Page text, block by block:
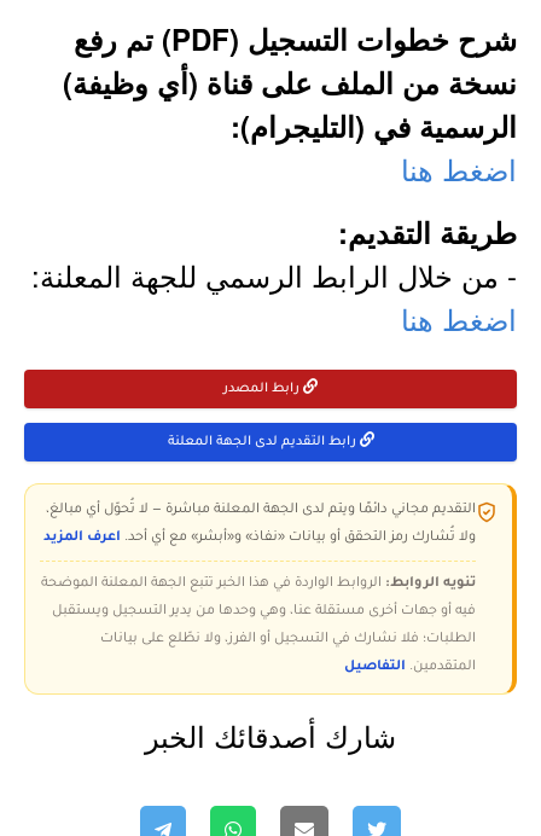
شرح خطوات التسجيل (PDF) تم رفع
نسخة من الملف على قناة (أي وظيفة)
الرسمية في (التليجرام):
اضغط هنا
طريقة التقديم:
- من خلال الرابط الرسمي للجهة المعلنة:
اضغط هنا
رابط المصدر
رابط التقديم لدى الجهة المعلنة
التقديم مجاني دائمًا ويتم لدى الجهة المعلنة مباشرة — لا تُحوّل أي مبالغ،
ولا تُشارك رمز التحقق أو بيانات «نفاذ» و«أبشر» مع أي أحد. اعرف المزيد
تنويه الروابط: الروابط الواردة في هذا الخبر تتبع الجهة المعلنة الموضحة
فيه أو جهات أخرى مستقلة عنا، وهي وحدها من يدير التسجيل ويستقبل
الطلبات؛ فلا نشارك في التسجيل أو الفرز، ولا نطّلع على بيانات
المتقدمين. التفاصيل
شارك أصدقائك الخبر